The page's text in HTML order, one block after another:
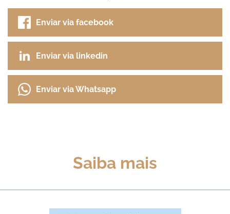
Enviar via facebook
Enviar via linkedin
Enviar via Whatsapp
Saiba mais